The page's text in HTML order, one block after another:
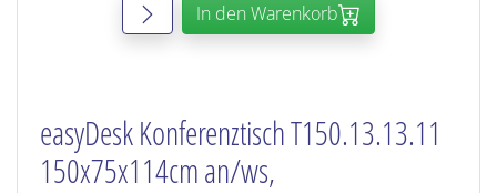
In den Warenkorb
easyDesk Konferenztisch T150.13.13.11
150x75x114cm an/ws,